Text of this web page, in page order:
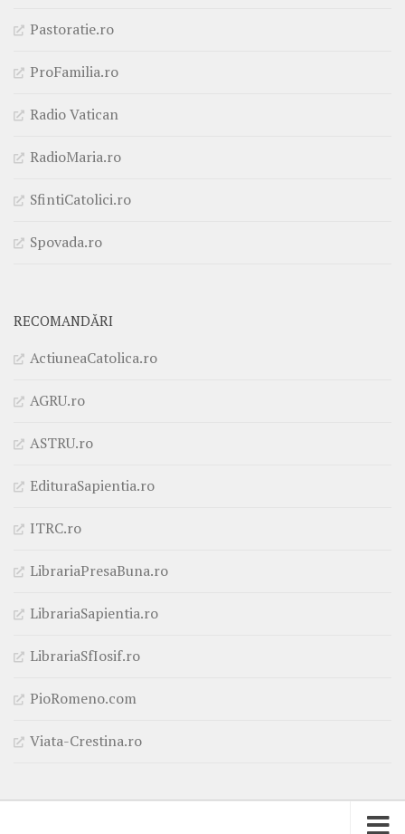
Pastoratie.ro
ProFamilia.ro
Radio Vatican
RadioMaria.ro
SfintiCatolici.ro
Spovada.ro
RECOMANDĂRI
ActiuneaCatolica.ro
AGRU.ro
ASTRU.ro
EdituraSapientia.ro
ITRC.ro
LibrariaPresaBuna.ro
LibrariaSapientia.ro
LibrariaSfIosif.ro
PioRomeno.com
Viata-Crestina.ro